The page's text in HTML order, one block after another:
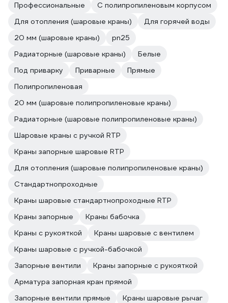
Профессиональные
С полипропиленовым корпусом
Для отопления (шаровые краны)
Для горячей воды
20 мм (шаровые краны)
pn25
Радиаторные (шаровые краны)
Белые
Под приварку
Приварные
Прямые
Полипропиленовая
20 мм (шаровые полипропиленовые краны)
Радиаторные (шаровые полипропиленовые краны)
Шаровые краны с ручкой RTP
Краны запорные шаровые RTP
Для отопления (шаровые полипропиленовые краны)
Стандартнопроходные
Краны шаровые стандартнопроходные RTP
Краны запорные
Краны бабочка
Краны с рукояткой
Краны шаровые с вентилем
Краны шаровые с ручкой-бабочкой
Запорные вентили
Краны запорные с рукояткой
Арматура запорная кран прямой
Запорные вентили прямые
Краны шаровые рычаг